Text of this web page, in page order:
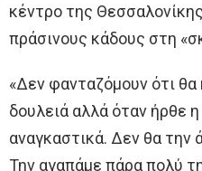
κέντρο της
πράσινους κάδους στη
«Δεν φανταζόμουν ότι
δουλειά αλλά όταν ήρθε
αναγκαστικά. Δεν θα την
Την αγαπάμε πάρα πολύ